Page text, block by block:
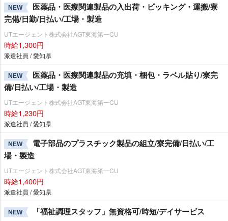
NEW
医薬品・医療関連製品の入出荷・ピッキング・運搬/寮
完備/日勤/日払い/工場・製造
UTエージェント株式会社AGT東海第一CU
時給1,300円
派遣社員 / 愛知県
NEW
医薬品・医療関連製品の充填・梱包・ラベル貼り/寮完
備/日払い/工場・製造
UTエージェント株式会社AGT東海第一CU
時給1,230円
派遣社員 / 愛知県
NEW
電子部品のプラスチック製品の組立/寮完備/日払い/工
場・製造
UTエージェント株式会社AGT東海第一CU
時給1,400円
派遣社員 / 愛知県
NEW 「福祉調理スタッフ」無資格可/時短/デイサービス